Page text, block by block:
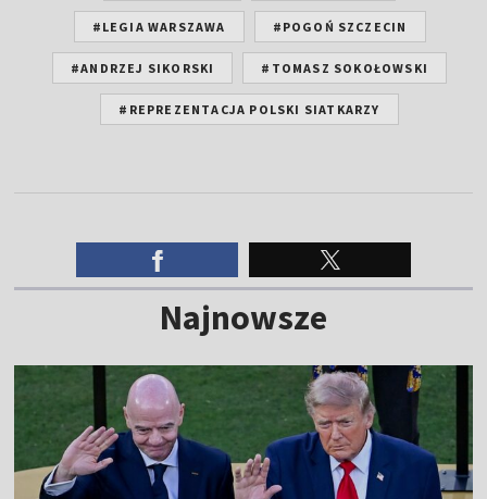
#LEGIA WARSZAWA #POGOŃ SZCZECIN
#ANDRZEJ SIKORSKI #TOMASZ SOKOŁOWSKI
#REPREZENTACJA POLSKI SIATKARZY
Najnowsze